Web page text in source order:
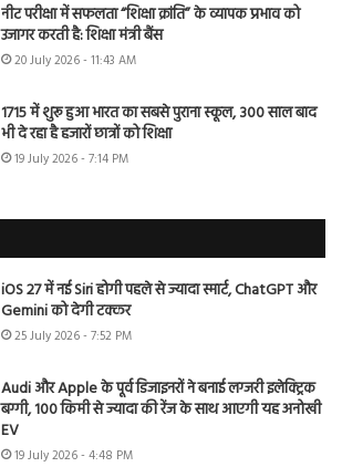
नीट परीक्षा में सफलता “शिक्षा क्रांति” के व्यापक प्रभाव को
उजागर करती है: शिक्षा मंत्री बैंस
20 July 2026 - 11:43 AM
1715 में शुरू हुआ भारत का सबसे पुराना स्कूल, 300 साल बाद
भी दे रहा है हजारों छात्रों को शिक्षा
19 July 2026 - 7:14 PM
iOS 27 में नई Siri होगी पहले से ज्यादा स्मार्ट, ChatGPT और
Gemini को देगी टक्कर
25 July 2026 - 7:52 PM
Audi और Apple के पूर्व डिजाइनरों ने बनाई लग्जरी इलेक्ट्रिक
बग्गी, 100 किमी से ज्यादा की रेंज के साथ आएगी यह अनोखी
EV
19 July 2026 - 4:48 PM